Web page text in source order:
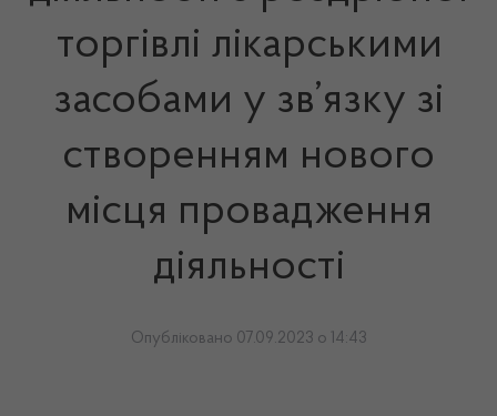
торгівлі лікарськими
засобами у зв’язку зі
створенням нового
місця провадження
діяльності
Опубліковано 07.09.2023 о 14:43